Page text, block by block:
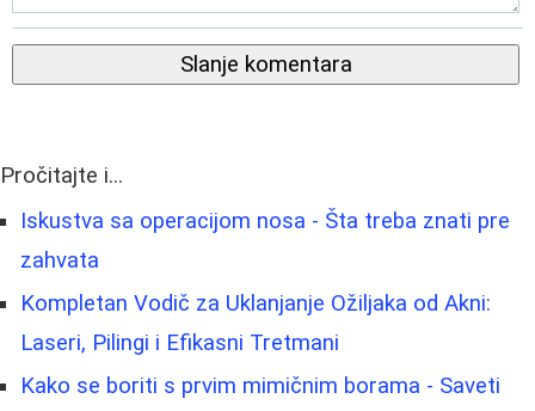
Slanje komentara
Pročitajte i...
Iskustva sa operacijom nosa - Šta treba znati pre
zahvata
Kompletan Vodič za Uklanjanje Ožiljaka od Akni:
Laseri, Pilingi i Efikasni Tretmani
Kako se boriti s prvim mimičnim borama - Saveti